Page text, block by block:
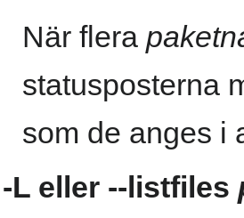
När flera
statusposterna
som de anges i
-L eller --listfiles